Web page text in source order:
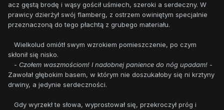
acz gęstą brodę i wąsy gościł uśmiech, szeroki a serdeczny. W
prawicy dzierżył swój flamberg, z ostrzem owiniętym specjalnie
przeznaczoną do tego płachtą z grubego materiału.
Wielkolud omiótł swym wzrokiem pomieszczenie, po czym
skłonił się nisko.
- Czołem waszmościom! I nadobnej panience do nóg upadam! -
Zawołał głębokim basem, w którym nie doszukałoby się ni krztyny
drwiny, a jedynie serdeczności.
Gdy wyrzekł te słowa, wyprostował się, przekroczył próg i